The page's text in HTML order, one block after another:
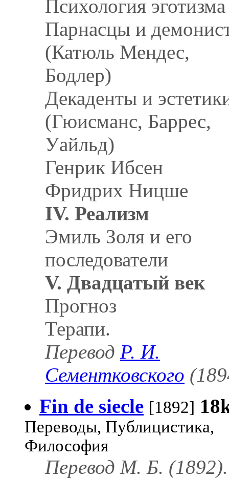
Психология эготизма
Парнасцы и
(Катюль Мендес,
Бодлер)
Декаденты и
(Гюисманс, Баррес,
Уайльд)
Генрик Ибсен
Фридрих Ницше
IV. Реализм
Эмиль Золя и его
последователи
V. Двадцатый век
Прогноз
Терапи.
Перевод Р. И.
Сементковского
Fin de siecle [1892]
Переводы, Публицистика,
Философия
Перевод М. Б. (1892).